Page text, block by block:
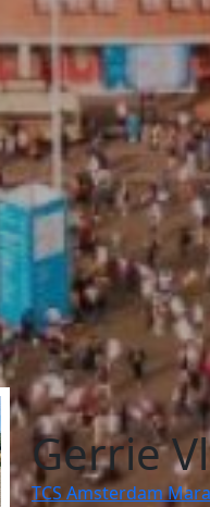
Gerrie
TCS Amsterdam